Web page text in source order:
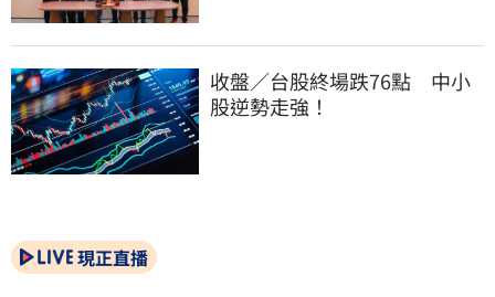
收盤／台股終場跌76點　中小
股逆勢走強！
現正直播